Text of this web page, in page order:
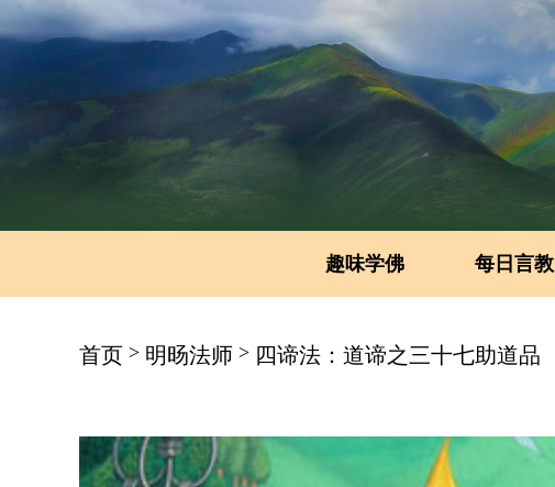
趣味学佛 每日言教
首页 > 明旸法师 > 四谛法：道谛之三十七助道品